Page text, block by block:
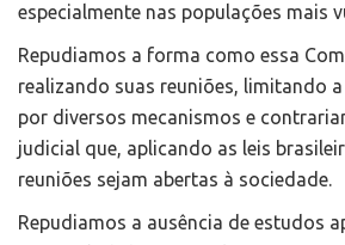
especialmente nas populações mais
Repudiamos a forma como essa
realizando suas reuniões, limitando
por diversos mecanismos e
judicial que, aplicando as leis
reuniões sejam abertas à sociedade.
Repudiamos a ausência de estudos